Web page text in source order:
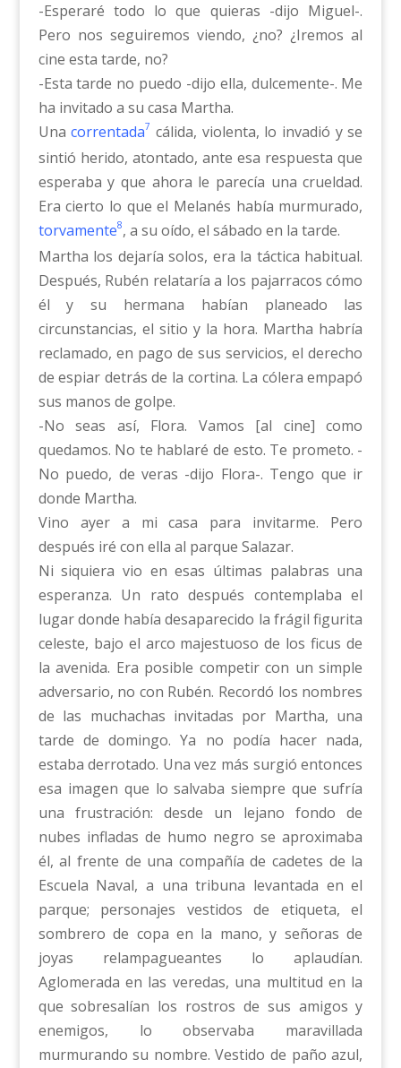
-Esperaré todo lo que quieras -dijo Miguel-.
Pero nos seguiremos viendo, ¿no? ¿Iremos al
cine esta tarde, no?
-Esta tarde no puedo -dijo ella, dulcemente-. Me
ha invitado a su casa Martha.
Unacorrentada7 cálida, violenta, lo invadió y se
sintió herido, atontado, ante esa respuesta que
esperaba y que ahora le parecía una crueldad.
Era cierto lo que el Melanés había murmurado,
torvamente8, a su oído, el sábado en la tarde.
Martha los dejaría solos, era la táctica habitual.
Después, Rubén relataría a los pajarracos cómo
él y su hermana habían planeado las
circunstancias, el sitio y la hora. Martha habría
reclamado, en pago de sus servicios, el derecho
de espiar detrás de la cortina. La cólera empapó
sus manos de golpe.
-No seas así, Flora. Vamos [al cine] como
quedamos. No te hablaré de esto. Te prometo. -
No puedo, de veras -dijo Flora-. Tengo que ir
donde Martha.
Vino ayer a mi casa para invitarme. Pero
después iré con ella al parque Salazar.
Ni siquiera vio en esas últimas palabras una
esperanza. Un rato después contemplaba el
lugar donde había desaparecido la frágil figurita
celeste, bajo el arco majestuoso de los ficus de
la avenida. Era posible competir con un simple
adversario, no con Rubén. Recordó los nombres
de las muchachas invitadas por Martha, una
tarde de domingo. Ya no podía hacer nada,
estaba derrotado. Una vez más surgió entonces
esa imagen que lo salvaba siempre que sufría
una frustración: desde un lejano fondo de
nubes infladas de humo negro se aproximaba
él, al frente de una compañía de cadetes de la
Escuela Naval, a una tribuna levantada en el
parque; personajes vestidos de etiqueta, el
sombrero de copa en la mano, y señoras de
joyas relampagueantes lo aplaudían.
Aglomerada en las veredas, una multitud en la
que sobresalían los rostros de sus amigos y
enemigos, lo observaba maravillada
murmurando su nombre. Vestido de paño azul,